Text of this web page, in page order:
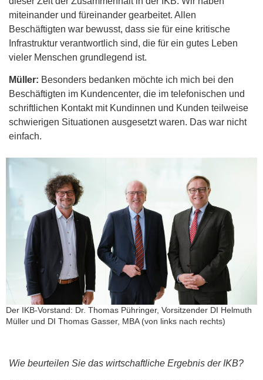
miteinander und füreinander gearbeitet. Allen
Beschäftigten war bewusst, dass sie für eine kritische
Infrastruktur verantwortlich sind, die für ein gutes Leben
vieler Menschen grundlegend ist.
Müller: Besonders bedanken möchte ich mich bei den
Beschäftigten im Kundencenter, die im telefonischen und
schriftlichen Kontakt mit Kundinnen und Kunden teilweise
schwierigen Situationen ausgesetzt waren. Das war nicht
einfach.
Der IKB-Vorstand: Dr. Thomas Pühringer, Vorsitzender DI Helmuth
Müller und DI Thomas Gasser, MBA (von links nach rechts)
Wie beurteilen Sie das wirtschaftliche Ergebnis der IKB?